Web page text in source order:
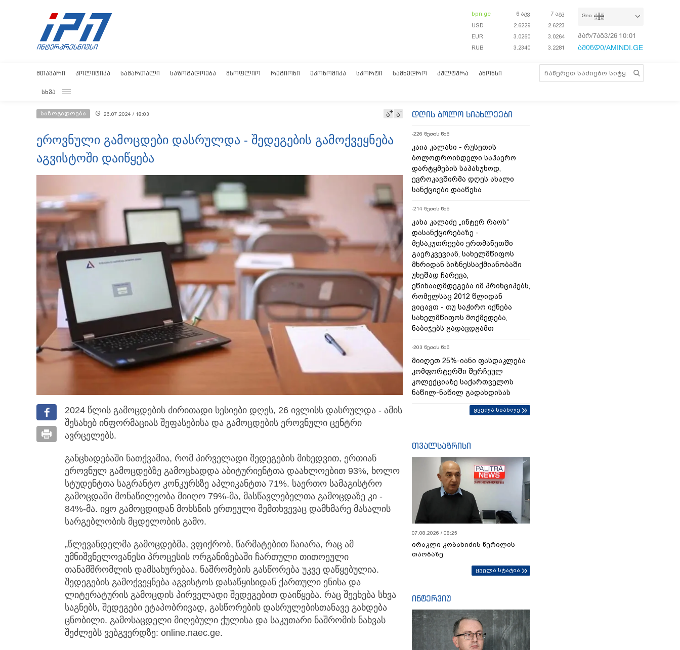
bpn.ge 6 აგვ
7 აგვ
USD
2.6229
2.6223
EUR
3.0260
3.0264
RUB
3.2340 3.2281
Geo
პარ/7აგვ/26 10:01:10
ამინდი/AMINDI.GE
ᲛᲗᲐᲕᲐᲠᲘ ᲞᲝᲚᲘᲢᲘᲙᲐ ᲡᲐᲛᲐᲠᲗᲐᲚᲘ ᲡᲐᲖᲝᲒᲐᲓᲝᲔᲑᲐ ᲛᲡᲝᲤᲚᲘᲝ ᲠᲔᲒᲘᲝᲜᲘ ᲔᲙᲝᲜᲝᲛᲘᲙᲐ ᲡᲞᲝᲠᲢᲘ ᲡᲐᲛᲮᲔᲓᲠᲝ ᲙᲣᲚᲢᲣᲠᲐ ᲐᲜᲝᲜᲡᲘ
ᲡᲮᲕᲐ
საზოგადოება 26.07.2024 / 18:03 ა ა
ეროვნული გამოცდები დასრულდა - შედეგების გამოქვეყნება
აგვისტოში დაიწყება
2024 წლის გამოცდების ძირითადი სესიები დღეს, 26 ივლისს დასრულდა - ამის
შესახებ ინფორმაციას შეფასებისა და გამოცდების ეროვნული ცენტრი
ავრცელებს.
განცხადებაში ნათქვამია, რომ პირველადი შედეგების მიხედვით, ერთიან
ეროვნულ გამოცდებზე გამოცხადდა აბიტურიენტთა დაახლოებით 93%, ხოლო
სტუდენტთა საგრანტო კონკურსზე აპლიკანტთა 71%. საერთო სამაგისტრო
გამოცდაში მონაწილეობა მიიღო 79%-მა, მასწავლებელთა გამოცდაზე კი -
84%-მა. იყო გამოცდიდან მოხსნის ერთეული შემთხვევაც დამხმარე მასალის
სარგებლობის მცდელობის გამო.
„წლევანდელმა გამოცდებმა, ვფიქრობ, წარმატებით ჩაიარა, რაც ამ
უმნიშვნელოვანესი პროცესის ორგანიზებაში ჩართული თითოეული
თანამშრომლის დამსახურებაა. ნაშრომების გასწორება უკვე დაწყებულია.
შედეგების გამოქვეყნება აგვისტოს დასაწყისიდან ქართული ენისა და
ლიტერატურის გამოცდის პირველადი შედეგებით დაიწყება. რაც შეეხება სხვა
საგნებს, შედეგები ეტაპობრივად, გასწორების დასრულებისთანავე გახდება
ცნობილი. გამოსაცდელი მიღებული ქულისა და საკუთარი ნაშრომის ნახვას
შეძლებს ვებგვერდზე: online.naec.ge.
დღის ბოლო სიახლეები
-226 წუთის წინ
კაია კალასი - რუსეთის
ბოლოდროინდელი საჰაერო
დარტყმების საპასუხოდ,
ევროკავშირმა დღეს ახალი
სანქციები დააწესა
-214 წუთის წინ
კახა კალაძე „ინტერ რაოს“
დასანქცირებაზე -
მესაკუთრეები ერთმანეთში
გაერკვევიან, სახელმწიფოს
მხრიდან ბიზნესსაქმიანობაში
უხეშად ჩარევა,
ეწინააღმდეგება იმ პრინციპებს,
რომელსაც 2012 წლიდან
ვიცავთ - თუ საჭირო იქნება
სახელმწიფოს მოქმედება,
ნაბიჯებს გადავდგამთ
-203 წუთის წინ
მიიღეთ 25%-იანი ფასდაკლება
კომფორტერში შერჩეულ
კოლექციაზე საქართველოს
ნაწილ-ნაწილ გადახდისას
ყველა სიახლე
თვალსაზრისი
07.08.2026 / 08:25
ირაკლი კობახიძის წერილის
თაობაზე
ყველა სტატია
ინტერვიუ